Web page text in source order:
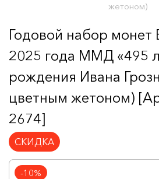
жетоном)
Годовой набор монет
2025 года ММД «495
рождения Ивана
цветным жетоном)
2674]
СКИДКА
-10%